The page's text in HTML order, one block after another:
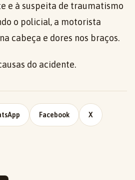
e à suspeita de traumatismo
o policial, a motorista
cabeça e dores nos braços.
do acidente.
Facebook X